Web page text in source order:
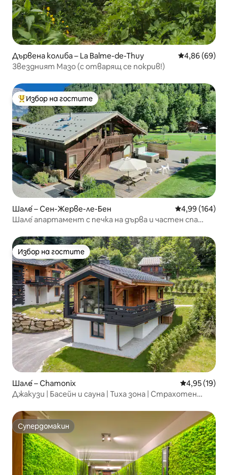
Дървена колиба – La Balme-de-Thuy Средна
4,86 (69)
Звездният Мазо (с отварящ се покрив!)
Най-популярен избор на гостите
Избор на гостите
Шале́ – Сен-Жерве-ле-Бен Средна
4,99 (164)
Шале́ апартамент с печка на дърва и частен спа
Избор на гостите
Избор на гостите
Шале́ – Chamonix Средна
4,95 (19)
Джакузи | Басейн и сауна | Тиха зона | Страхотен
Супердомакин
Супердомакин